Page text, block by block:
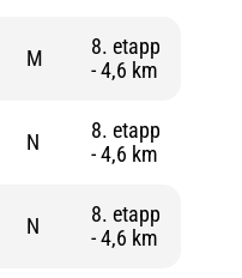
M
8. etapp
- 4,6 km
N
8. etapp
- 4,6 km
N
8. etapp
- 4,6 km